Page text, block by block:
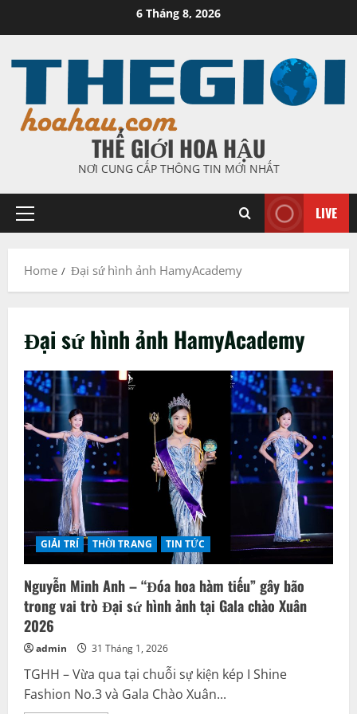
6 Tháng 8, 2026
THẾ GIỚI HOA HẬU
NƠI CUNG CẤP THÔNG TIN MỚI NHẤT
Primary
LIVE
Home Đại sứ hình ảnh HamyAcademy
Đại sứ hình ảnh HamyAcademy
GIẢI TRÍ THỜI TRANG TIN TỨC
Nguyễn Minh Anh – “Đóa hoa hàm tiếu” gây bão
trong vai trò Đại sứ hình ảnh tại Gala chào Xuân
2026
admin 31 Tháng 1, 2026
TGHH – Vừa qua tại chuỗi sự kiện kép I Shine
Fashion No.3 và Gala Chào Xuân...